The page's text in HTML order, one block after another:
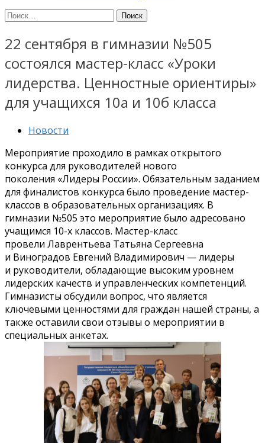
Найти:
22 сентября в гимназии №505
состоялся мастер-класс «Уроки
лидерства. Ценностные ориентиры»
для учащихся 10а и 10б класса
Новости
Мероприятие проходило в рамках открытого
конкурса для руководителей нового
поколения «Лидеры России». Обязательным заданием
для финалистов конкурса было проведение мастер-
классов в образовательных организациях. В
гимназии №505 это мероприятие было адресовано
учащимся 10-х классов. Мастер-класс
провели Лаврентьева Татьяна Сергеевна
и Виноградов Евгений Владимирович — лидеры
и руководители, обладающие высоким уровнем
лидерских качеств и управленческих компетенций.
Гимназисты обсудили вопрос, что является
ключевыми ценностями для граждан нашей страны, а
также оставили свои отзывы о мероприятии в
специальных анкетах.